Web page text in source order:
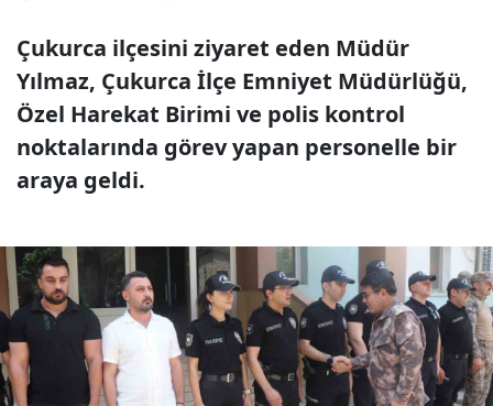
Çukurca ilçesini ziyaret eden Müdür
Yılmaz, Çukurca İlçe Emniyet Müdürlüğü,
Özel Harekat Birimi ve polis kontrol
noktalarında görev yapan personelle bir
araya geldi.